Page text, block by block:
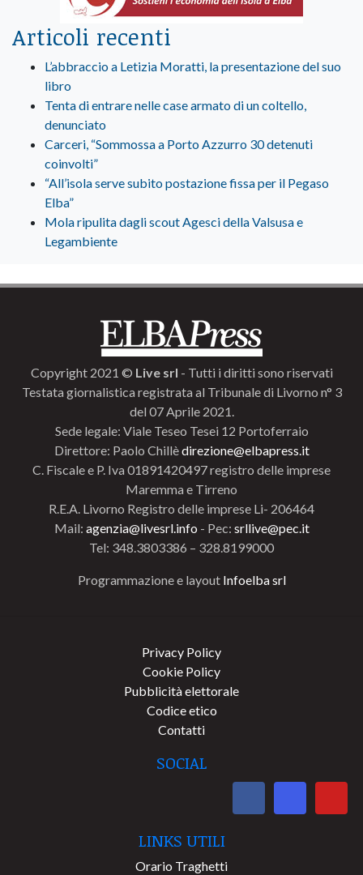
Articoli recenti
L’abbraccio a Letizia Moratti, la presentazione del suo
libro
Tenta di entrare nelle case armato di un coltello,
denunciato
Carceri, “Sommossa a Porto Azzurro 30 detenuti
coinvolti”
“All’isola serve subito postazione fissa per il Pegaso
Elba”
Mola ripulita dagli scout Agesci della Valsusa e
Legambiente
Copyright 2021 © Live srl - Tutti i diritti sono riservati
Testata giornalistica registrata al Tribunale di Livorno n° 3
del 07 Aprile 2021.
Sede legale: Viale Teseo Tesei 12 Portoferraio
Direttore: Paolo Chillèdirezione@elbapress.it
C. Fiscale e P. Iva 01891420497 registro delle imprese
Maremma e Tirreno
R.E.A. Livorno Registro delle imprese Li- 206464
Mail: agenzia@livesrl.info - Pec: srllive@pec.it
Tel: 348.3803386 – 328.8199000
Programmazione e layout Infoelba srl
Privacy Policy
Cookie Policy
Pubblicità elettorale
Codice etico
Contatti
SOCIAL
LINKS UTILI
Orario Traghetti